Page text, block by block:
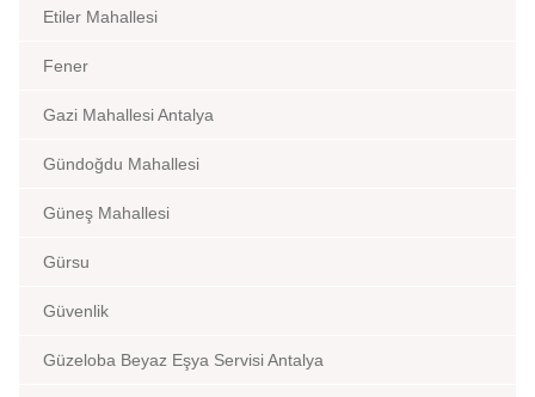
Etiler Mahallesi
Fener
Gazi Mahallesi Antalya
Gündoğdu Mahallesi
Güneş Mahallesi
Gürsu
Güvenlik
Güzeloba Beyaz Eşya Servisi Antalya